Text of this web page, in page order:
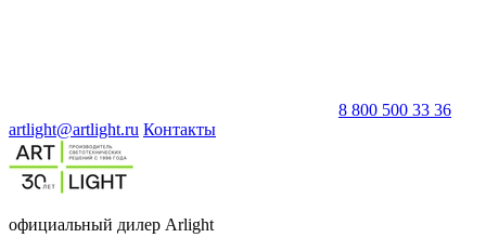
8 800 500 33 36
artlight@artlight.ru Контакты
официальный дилер Arlight